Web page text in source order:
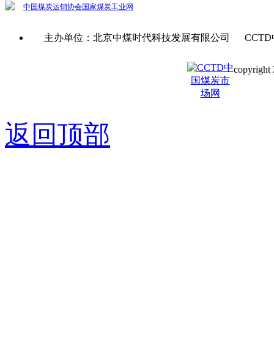
中国煤炭运销协会国家煤炭工业网
主办单位：北京中煤时代科技发展有限公司
copyright
返回顶部